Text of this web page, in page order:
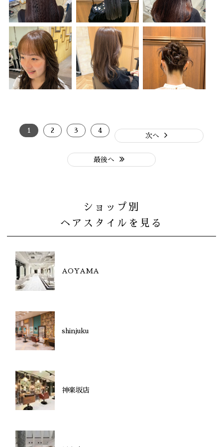
1 2 3 4
次へ
最後へ
ショップ別
ヘアスタイルを見る
AOYAMA
shinjuku
神楽坂店